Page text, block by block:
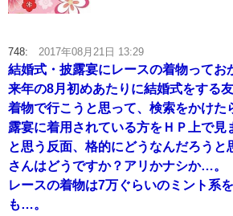
748: 2017年08月21日 13:29
結婚式・披露宴にレースの着物ってお
来年の8月初めあたりに結婚式をする
着物で行こうと思って、検索をかけた
露宴に着用されている方をＨＰ上で見
と思う反面、格的にどうなんだろうと
さんはどうですか？アリかナシか…。
レースの着物は7万ぐらいのミント系
も…。